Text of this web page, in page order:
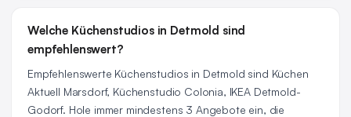
Welche Küchenstudios in Detmold sind
empfehlenswert?
Empfehlenswerte Küchenstudios in Detmold sind Küchen
Aktuell Marsdorf, Küchenstudio Colonia, IKEA Detmold-
Godorf. Hole immer mindestens 3 Angebote ein, die